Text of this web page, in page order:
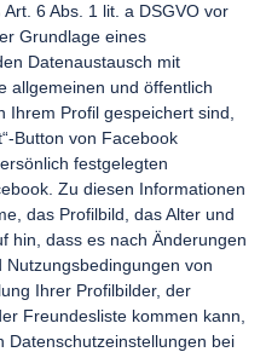
6 Abs. 1 lit. a DSGVO vor
Grundlage eines
Datenaustausch mit
allgemeinen und öffentlich
Profil gespeichert sind,
Button von Facebook
festgelegten
Zu diesen Informationen
das Profilbild, das Alter und
hin, dass es nach Änderungen
von
Ihrer Profilbilder, der
Freundesliste kommen kann,
Datenschutzeinstellungen bei